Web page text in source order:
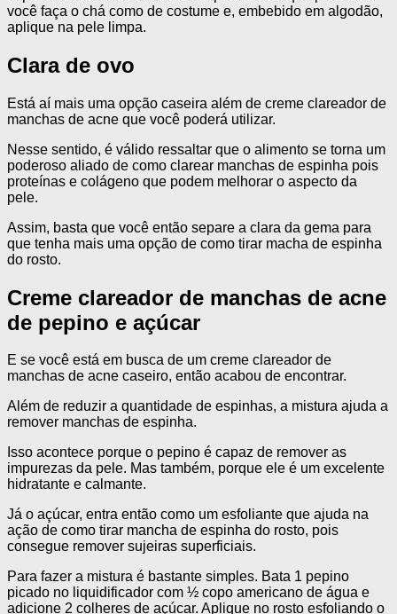
você faça o chá como de costume e, embebido em algodão,
aplique na pele limpa.
Clara de ovo
Está aí mais uma opção caseira além de creme clareador de
manchas de acne que você poderá utilizar.
Nesse sentido, é válido ressaltar que o alimento se torna um
poderoso aliado de como clarear manchas de espinha pois
proteínas e colágeno que podem melhorar o aspecto da
pele.
Assim, basta que você então separe a clara da gema para
que tenha mais uma opção de como tirar macha de espinha
do rosto.
Creme clareador de manchas de acne
de pepino e açúcar
E se você está em busca de um creme clareador de
manchas de acne caseiro, então acabou de encontrar.
Além de reduzir a quantidade de espinhas, a mistura ajuda a
remover manchas de espinha.
Isso acontece porque o pepino é capaz de remover as
impurezas da pele. Mas também, porque ele é um excelente
hidratante e calmante.
Já o açúcar, entra então como um esfoliante que ajuda na
ação de como tirar mancha de espinha do rosto, pois
consegue remover sujeiras superficiais.
Para fazer a mistura é bastante simples. Bata 1 pepino
picado no liquidificador com ½ copo americano de água e
adicione 2 colheres de açúcar. Aplique no rosto esfoliando o